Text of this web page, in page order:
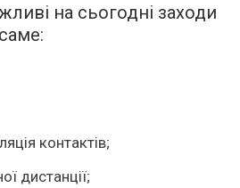
на сьогодні заходи
контактів;
дистанції;